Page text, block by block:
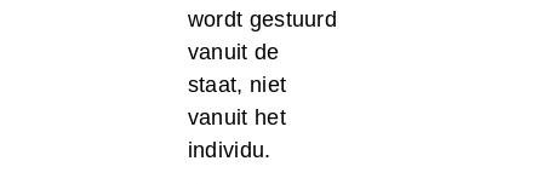
wordt gestuurd
vanuit de
staat, niet
vanuit het
individu.